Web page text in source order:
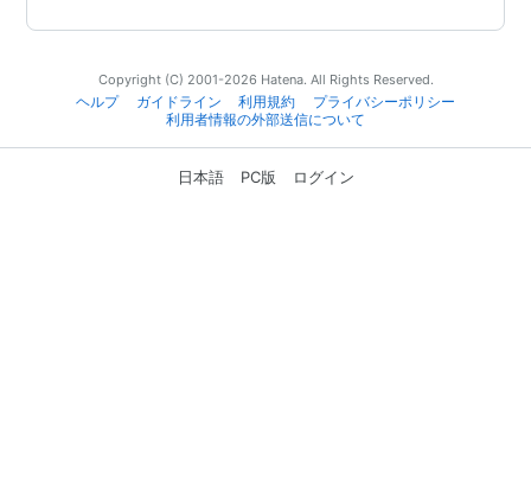
Copyright (C) 2001-2026 Hatena. All Rights Reserved.
ヘルプ
ガイドライン 利用規約
プライバシーポリシー
利用者情報の外部送信について
日本語 PC版 ログイン